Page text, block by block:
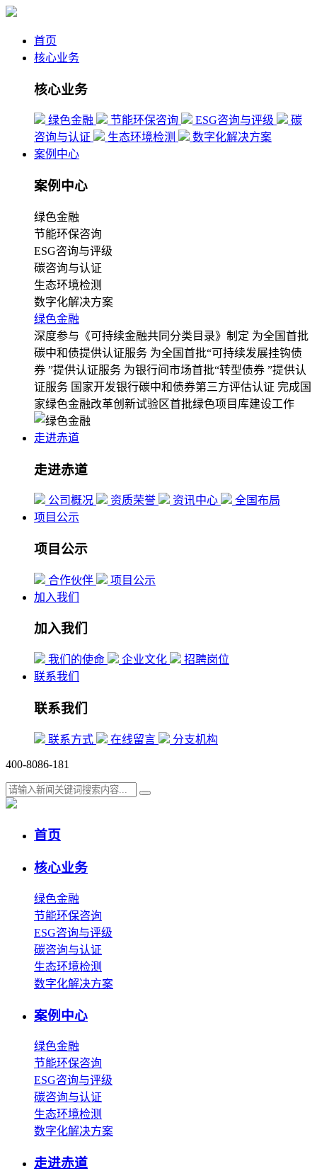
首页
核心业务
核心业务
绿色金融 节能环保咨询 ESG咨询与评级
碳
咨询与认证
生态环境检测
数字化解决方案
案例中心
案例中心
绿色金融
节能环保咨询
ESG咨询与评级
碳咨询与认证
生态环境检测
数字化解决方案
绿色金融
深度参与《可持续金融共同分类目录》制定 为全国首批
碳中和债提供认证服务 为全国首批“可持续发展挂钩债
券 ”提供认证服务 为银行间市场首批“转型债券 ”提供认
证服务 国家开发银行碳中和债券第三方评估认证 完成国
家绿色金融改革创新试验区首批绿色项目库建设工作
走进赤道
走进赤道
公司概况 资质荣誉 资讯中心
全国布局
项目公示
项目公示
合作伙伴
项目公示
加入我们
加入我们
我们的使命 企业文化
招聘岗位
联系我们
联系我们
联系方式 在线留言 分支机构
400-8086-181
首页
核心业务
绿色金融
节能环保咨询
ESG咨询与评级
碳咨询与认证
生态环境检测
数字化解决方案
案例中心
绿色金融
节能环保咨询
ESG咨询与评级
碳咨询与认证
生态环境检测
数字化解决方案
走进赤道